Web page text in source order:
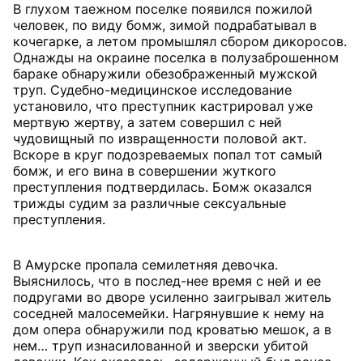
В глухом таежном поселке появился пожилой
человек, по виду бомж, зимой подрабатывал в
кочегарке, а летом промышлял сбором дикоросов.
Однажды на окраине поселка в полузаброшенном
бараке обнаружили обезображенный мужской
труп. Судебно-медицинское исследование
установило, что преступник кастрировал уже
мертвую жертву, а затем совершил с ней
чудовищный по извращенности половой акт.
Вскоре в круг подозреваемых попал тот самый
бомж, и его вина в совершении жуткого
преступления подтвердилась. Бомж оказался
трижды судим за различные сексуальные
преступления.
В Амурске пропала семилетняя девочка.
Выяснилось, что в послед-нее время с ней и ее
подругами во дворе усиленно заигрывал житель
соседней малосемейки. Нагрянувшие к нему на
дом опера обнаружили под кроватью мешок, а в
нем… труп изнасилованной и зверски убитой